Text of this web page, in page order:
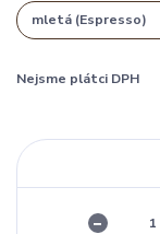
Nejsme plátci DPH